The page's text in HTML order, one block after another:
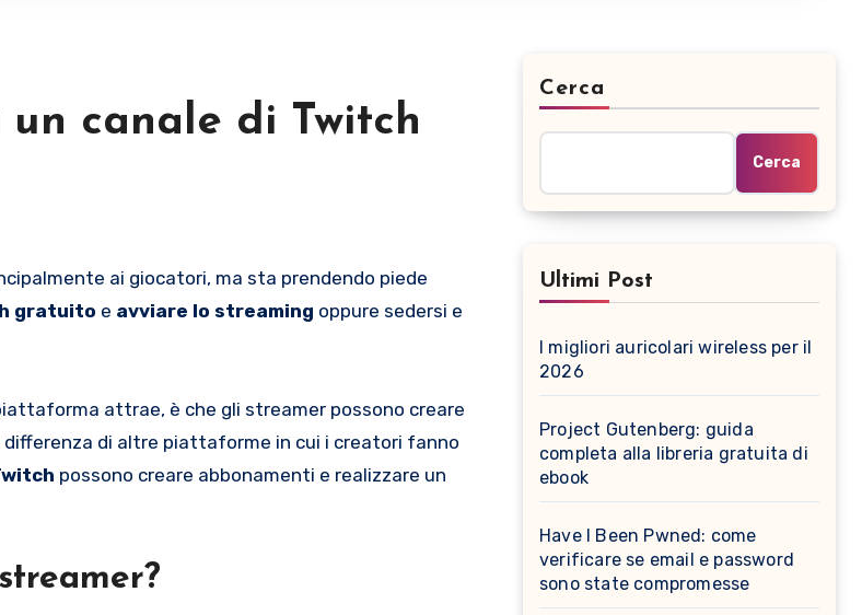
canale di Twitch
ai giocatori, ma sta prendendo piede
gratuito e avviare lo streaming oppure sedersi e
attrae, è che gli streamer possono creare
di altre piattaforme in cui i creatori fanno
possono creare abbonamenti e realizzare un
Cerca
Cerca
Ultimi Post
I migliori auricolari wireless per il
2026
Project Gutenberg: guida
completa alla libreria gratuita di
ebook
Have I Been Pwned: come
verificare se email e password
sono state compromesse